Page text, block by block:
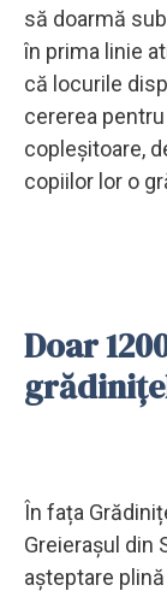
să doarmă
în prima linie
că locurile
cererea
copleșitoare,
copiilor lor o
Doar
În fața
Greierașul din
așteptare